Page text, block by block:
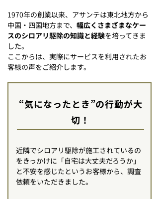
1970年の創業以来、アサンテは東北地方から
中国・四国地方まで、 幅広くさまざまなケー
スのシロアリ駆除の知識と経験を培ってきま
した。
ここからは、実際にサービスを利用されたお
客様の声をご紹介します。
“気になったとき”の行動が大
切！
近隣でシロアリ駆除が施工されているの
をきっかけに「自宅は大丈夫だろうか」
と不安を感じたというお客様から、調査
依頼をいただきました。